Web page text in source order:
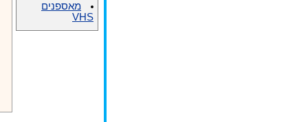
מאספנים
VHS